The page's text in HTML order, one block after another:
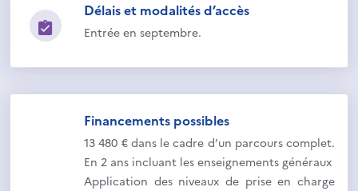
Délais et modalités d’accès
Entrée en septembre.
Financements possibles
13 480 € dans le cadre d’un parcours complet.
En 2 ans incluant les enseignements généraux
Application des niveaux de prise en charge